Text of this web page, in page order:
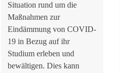
Situation rund um die
Maßnahmen zur
Eindämmung von COVID-
19 in Bezug auf ihr
Studium erleben und
bewältigen. Dies kann